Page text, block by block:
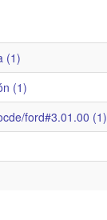
(1)
(1)
ford#3.01.00 (1)